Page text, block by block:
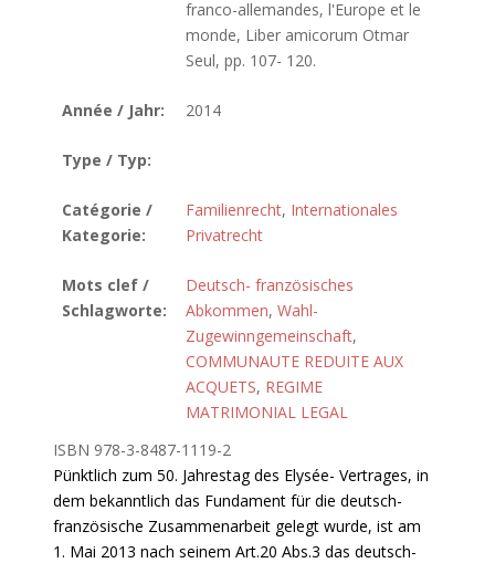
franco-allemandes, l'Europe et le
monde, Liber amicorum Otmar
Seul, pp. 107- 120.
Année / Jahr: 2014
Type / Typ:
Catégorie /
Kategorie:
Familienrecht, Internationales
Privatrecht
Mots clef /
Schlagworte:
Deutsch- französisches
Abkommen, Wahl-
Zugewinngemeinschaft,
COMMUNAUTE REDUITE AUX
ACQUETS, REGIME
MATRIMONIAL LEGAL
ISBN 978-3-8487-1119-2
Pünktlich zum 50. Jahrestag des Elysée- Vertrages, in
dem bekanntlich das Fundament für die deutsch-
französische Zusammenarbeit gelegt wurde, ist am
1. Mai 2013 nach seinem Art.20 Abs.3 das deutsch-